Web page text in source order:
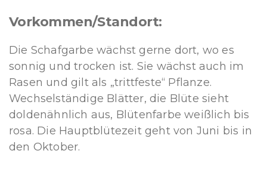
Vorkommen/Standort:
Die Schafgarbe wächst gerne dort, wo es
sonnig und trocken ist. Sie wächst auch im
Rasen und gilt als „trittfeste“ Pflanze.
Wechselständige Blätter, die Blüte sieht
doldenähnlich aus, Blütenfarbe weißlich bis
rosa. Die Hauptblütezeit geht von Juni bis in
den Oktober.